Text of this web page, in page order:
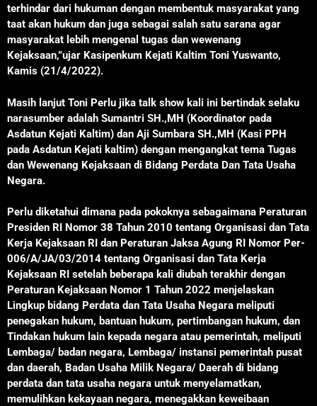
terhindar dari hukuman dengan membentuk masyarakat yang
taat akan hukum dan juga sebagai salah satu sarana agar
masyarakat lebih mengenal tugas dan wewenang
Kejaksaan,”ujar Kasipenkum Kejati Kaltim Toni Yuswanto,
Kamis (21/4/2022).
Masih lanjut Toni Perlu jika talk show kali ini bertindak selaku
narasumber adalah Sumantri SH.,MH (Koordinator pada
Asdatun Kejati Kaltim) dan Aji Sumbara SH.,MH (Kasi PPH
pada Asdatun Kejati kaltim) dengan mengangkat tema Tugas
dan Wewenang Kejaksaan di Bidang Perdata Dan Tata Usaha
Negara.
Perlu diketahui dimana pada pokoknya sebagaimana Peraturan
Presiden RI Nomor 38 Tahun 2010 tentang Organisasi dan Tata
Kerja Kejaksaan RI dan Peraturan Jaksa Agung RI Nomor Per-
006/A/JA/03/2014 tentang Organisasi dan Tata Kerja
Kejaksaan RI setelah beberapa kali diubah terakhir dengan
Peraturan Kejaksaan Nomor 1 Tahun 2022 menjelaskan
Lingkup bidang Perdata dan Tata Usaha Negara meliputi
penegakan hukum, bantuan hukum, pertimbangan hukum, dan
Tindakan hukum lain kepada negara atau pemerintah, meliputi
Lembaga/ badan negara, Lembaga/ instansi pemerintah pusat
dan daerah, Badan Usaha Milik Negara/ Daerah di bidang
perdata dan tata usaha negara untuk menyelamatkan,
memulihkan kekayaan negara, menegakkan keweibaan